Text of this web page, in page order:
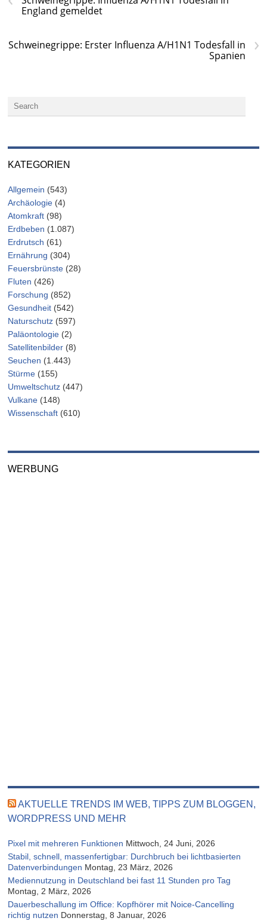
England gemeldet
›
Schweinegrippe: Erster Influenza A/H1N1 Todesfall in
Spanien
KATEGORIEN
Allgemein (543)
Archäologie (4)
Atomkraft (98)
Erdbeben (1.087)
Erdrutsch (61)
Ernährung (304)
Feuersbrünste (28)
Fluten (426)
Forschung (852)
Gesundheit (542)
Naturschutz (597)
Paläontologie (2)
Satellitenbilder (8)
Seuchen (1.443)
Stürme (155)
Umweltschutz (447)
Vulkane (148)
Wissenschaft (610)
WERBUNG
AKTUELLE TRENDS IM WEB, TIPPS ZUM BLOGGEN,
WORDPRESS UND MEHR
Pixel mit mehreren Funktionen Mittwoch, 24 Juni, 2026
Stabil, schnell, massenfertigbar: Durchbruch bei lichtbasierten
Datenverbindungen Montag, 23 März, 2026
Mediennutzung in Deutschland bei fast 11 Stunden pro Tag
Montag, 2 März, 2026
Dauerbeschallung im Office: Kopfhörer mit Noice-Cancelling
richtig nutzen Donnerstag, 8 Januar, 2026